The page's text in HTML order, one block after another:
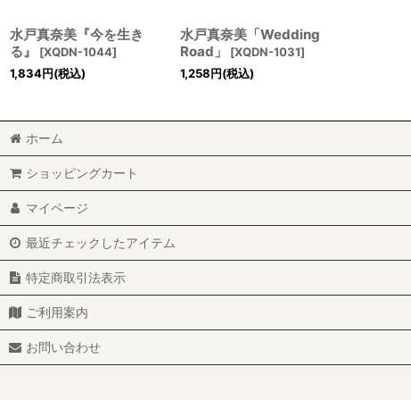
水戸真奈美『今を生き
る』
[XQDN-1044]
1,834円(税込)
水戸真奈美「Wedding
Road」
[XQDN-1031]
1,258円(税込)
ホーム
ショッピングカート
マイページ
最近チェックしたアイテム
特定商取引法表示
ご利用案内
お問い合わせ